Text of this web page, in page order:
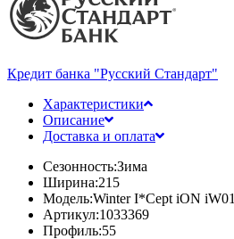
Кредит банка "Русский Стандарт"
Характеристики
Описание
Доставка и оплата
Сезонность:Зима
Ширина:215
Модель:Winter I*Cept iON iW01
Артикул:1033369
Профиль:55